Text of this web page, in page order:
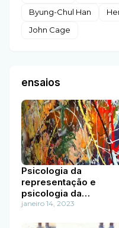
Byung-Chul Han
John Cage
ensaios
Psicologia da
representação e
psicologia da
diferença
janeiro 14, 2023